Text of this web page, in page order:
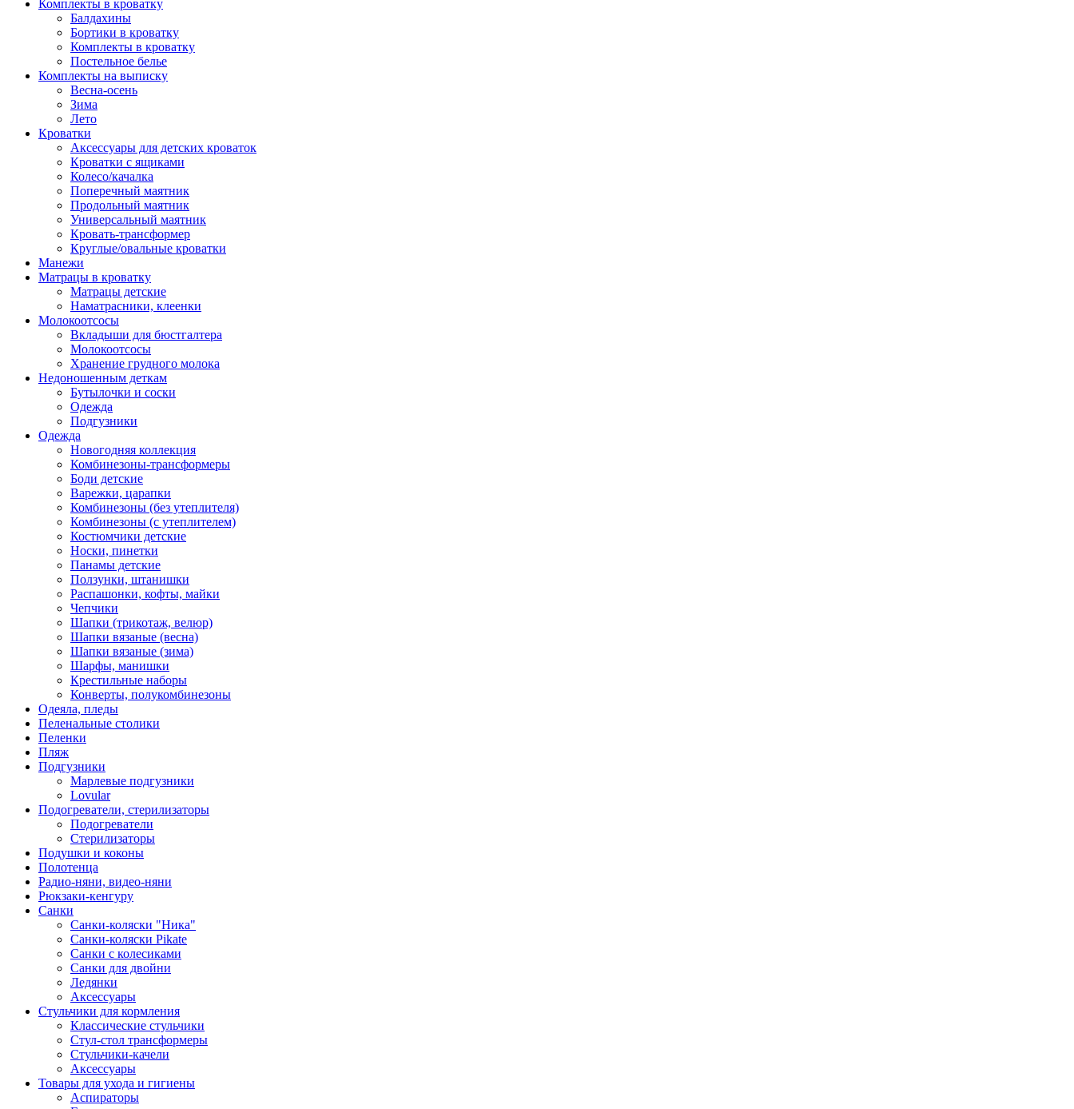
Комплекты в кроватку
Балдахины
Бортики в кроватку
Комплекты в кроватку
Постельное белье
Комплекты на выписку
Весна-осень
Зима
Лето
Кроватки
Аксессуары для детских кроваток
Кроватки с ящиками
Колесо/качалка
Поперечный маятник
Продольный маятник
Универсальный маятник
Кровать-трансформер
Круглые/овальные кроватки
Манежи
Матрацы в кроватку
Матрацы детские
Наматрасники, клеенки
Молокоотсосы
Вкладыши для бюстгалтера
Молокоотсосы
Хранение грудного молока
Недоношенным деткам
Бутылочки и соски
Одежда
Подгузники
Одежда
Новогодняя коллекция
Комбинезоны-трансформеры
Боди детские
Варежки, царапки
Комбинезоны (без утеплителя)
Комбинезоны (с утеплителем)
Костюмчики детские
Носки, пинетки
Панамы детские
Ползунки, штанишки
Распашонки, кофты, майки
Чепчики
Шапки (трикотаж, велюр)
Шапки вязаные (весна)
Шапки вязаные (зима)
Шарфы, манишки
Крестильные наборы
Конверты, полукомбинезоны
Одеяла, пледы
Пеленальные столики
Пеленки
Пляж
Подгузники
Марлевые подгузники
Lovular
Подогреватели, стерилизаторы
Подогреватели
Стерилизаторы
Подушки и коконы
Полотенца
Радио-няни, видео-няни
Рюкзаки-кенгуру
Санки
Санки-коляски "Ника"
Санки-коляски Pikate
Санки с колесиками
Санки для двойни
Ледянки
Аксессуары
Стульчики для кормления
Классические стульчики
Стул-стол трансформеры
Стульчики-качели
Аксессуары
Товары для ухода и гигиены
Аспираторы